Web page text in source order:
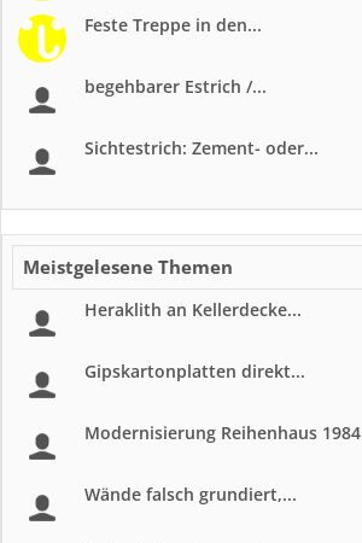
Feste Treppe in den...
begehbarer Estrich /...
Sichtestrich: Zement- oder...
Meistgelesene Themen
Heraklith an Kellerdecke...
Gipskartonplatten direkt...
Modernisierung Reihenhaus 1984
Wände falsch grundiert,...